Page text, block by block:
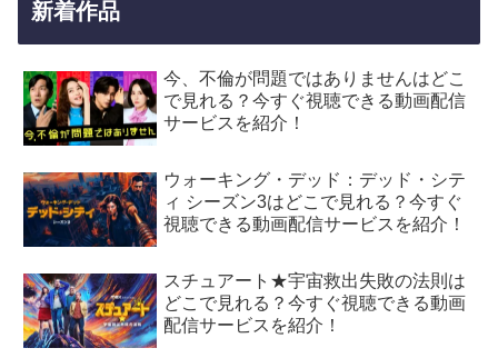
新着作品
今、不倫が問題ではありませんはどこ
で見れる？今すぐ視聴できる動画配信
サービスを紹介！
ウォーキング・デッド：デッド・シテ
ィ シーズン3はどこで見れる？今すぐ
視聴できる動画配信サービスを紹介！
スチュアート★宇宙救出失敗の法則は
どこで見れる？今すぐ視聴できる動画
配信サービスを紹介！